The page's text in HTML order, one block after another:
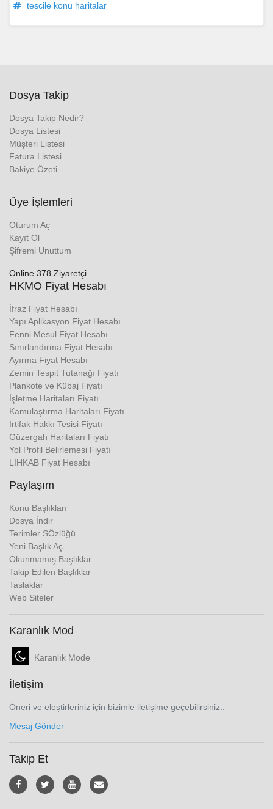
tescile konu haritalar
Dosya Takip
Dosya Takip Nedir?
Dosya Listesi
Müşteri Listesi
Fatura Listesi
Bakiye Özeti
Üye İşlemleri
Oturum Aç
Kayıt Ol
Şifremi Unuttum
Online 378 Ziyaretçi
HKMO Fiyat Hesabı
İfraz Fiyat Hesabı
Yapı Aplikasyon Fiyat Hesabı
Fenni Mesul Fiyat Hesabı
Sınırlandırma Fiyat Hesabı
Ayırma Fiyat Hesabı
Zemin Tespit Tutanağı Fiyatı
Plankote ve Kübaj Fiyatı
İşletme Haritaları Fiyatı
Kamulaştırma Haritaları Fiyatı
İrtifak Hakkı Tesisi Fiyatı
Güzergah Haritaları Fiyatı
Yol Profil Belirlemesi Fiyatı
LIHKAB Fiyat Hesabı
Paylaşım
Konu Başlıkları
Dosya İndir
Terimler SÖzlüğü
Yeni Başlık Aç
Okunmamış Başlıklar
Takip Edilen Başlıklar
Taslaklar
Web Siteler
Karanlık Mod
Karanlık Mode
İletişim
Öneri ve eleştirleriniz için bizimle iletişime geçebilirsiniz..
Mesaj Gönder
Takip Et